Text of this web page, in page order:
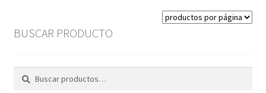
BUSCAR PRODUCTO
Buscar
Buscar